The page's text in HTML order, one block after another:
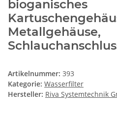
bioganisches
Metallgehäuse,
Artikelnummer: 393
Kategorie: Wasserfilter
Hersteller: Riva Systemtechnik